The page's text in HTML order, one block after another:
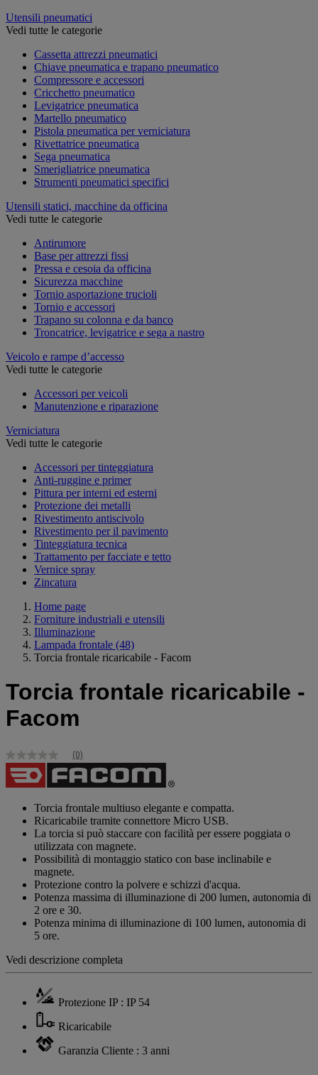
Utensili pneumatici
Vedi tutte le categorie
Cassetta attrezzi pneumatici
Chiave pneumatica e trapano pneumatico
Compressore e accessori
Cricchetto pneumatico
Levigatrice pneumatica
Martello pneumatico
Pistola pneumatica per verniciatura
Rivettatrice pneumatica
Sega pneumatica
Smerigliatrice pneumatica
Strumenti pneumatici specifici
Utensili statici, macchine da officina
Vedi tutte le categorie
Antirumore
Base per attrezzi fissi
Pressa e cesoia da officina
Sicurezza macchine
Tornio asportazione trucioli
Tornio e accessori
Trapano su colonna e da banco
Troncatrice, levigatrice e sega a nastro
Veicolo e rampe d’accesso
Vedi tutte le categorie
Accessori per veicoli
Manutenzione e riparazione
Verniciatura
Vedi tutte le categorie
Accessori per tinteggiatura
Anti-ruggine e primer
Pittura per interni ed esterni
Protezione dei metalli
Rivestimento antiscivolo
Rivestimento per il pavimento
Tinteggiatura tecnica
Trattamento per facciate e tetto
Vernice spray
Zincatura
Home page
Forniture industriali e utensili
Illuminazione
Lampada frontale (48)
Torcia frontale ricaricabile - Facom
Torcia frontale ricaricabile -
Facom
Nessuna
valutazione
Stesso
pagina.
(0)
Torcia frontale multiuso elegante e compatta.
Ricaricabile tramite connettore Micro USB.
La torcia si può staccare con facilità per essere poggiata o
utilizzata con magnete.
Possibilità di montaggio statico con base inclinabile e
magnete.
Protezione contro la polvere e schizzi d'acqua.
Potenza massima di illuminazione di 200 lumen, autonomia di
2 ore e 30.
Potenza minima di illuminazione di 100 lumen, autonomia di
5 ore.
Vedi descrizione completa
Protezione IP : IP 54
Ricaricabile
Garanzia Cliente : 3 anni